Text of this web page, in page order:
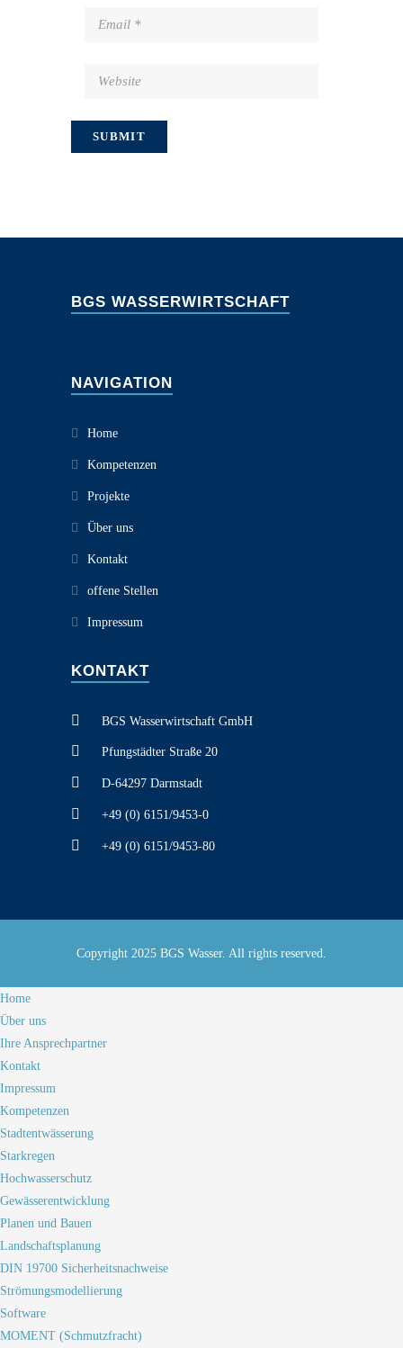
BGS WASSERWIRTSCHAFT
NAVIGATION
Home
Kompetenzen
Projekte
Über uns
Kontakt
offene Stellen
Impressum
KONTAKT
BGS Wasserwirtschaft GmbH
Pfungstädter Straße 20
D-64297 Darmstadt
+49 (0) 6151/9453-0
+49 (0) 6151/9453-80
Copyright 2025 BGS Wasser. All rights reserved.
Home
Über uns
Ihre Ansprechpartner
Kontakt
Impressum
Kompetenzen
Stadtentwässerung
Starkregen
Hochwasserschutz
Gewässerentwicklung
Planen und Bauen
Landschaftsplanung
DIN 19700 Sicherheitsnachweise
Strömungsmodellierung
Software
MOMENT (Schmutzfracht)